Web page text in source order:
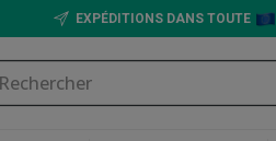
EXPÉDITIONS DANS TOUTE